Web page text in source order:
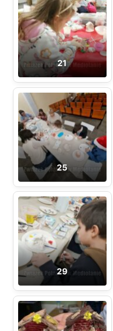
21
25
29